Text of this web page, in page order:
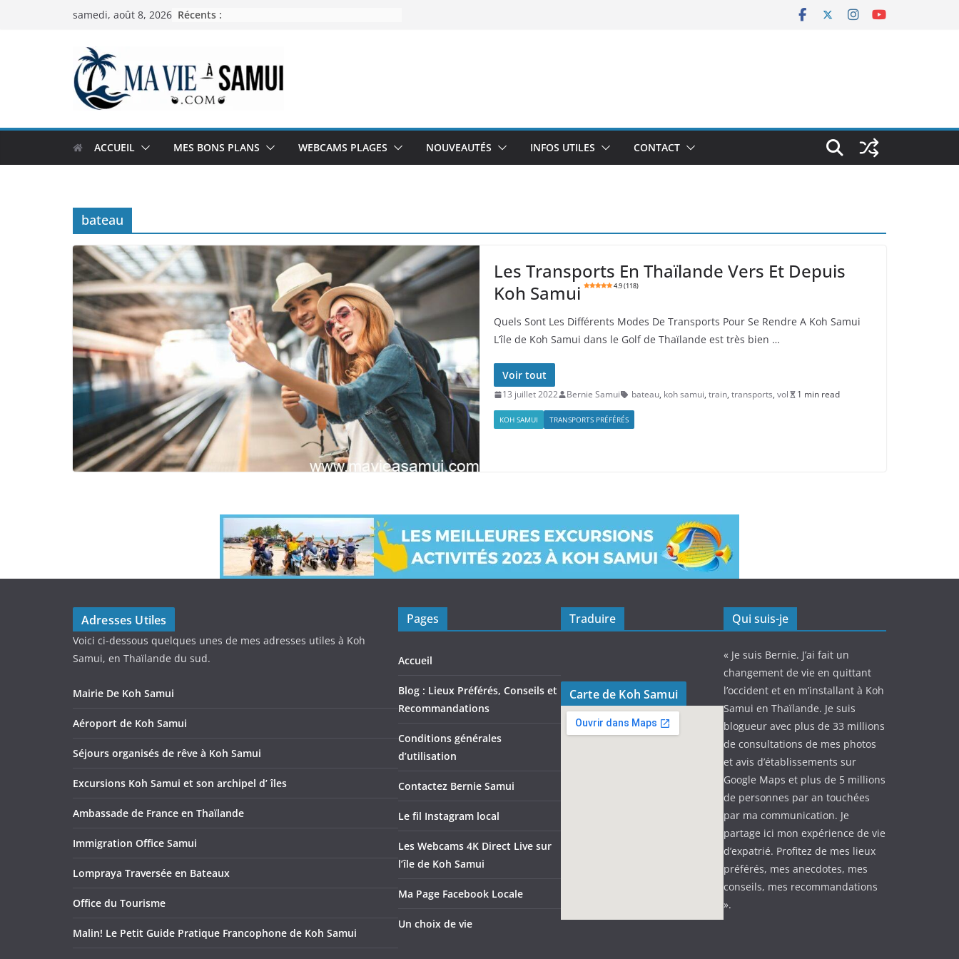
samedi, août 8, 2026 Récents :
ACCUEIL MES BONS PLANS WEBCAMS PLAGES NOUVEAUTÉS INFOS UTILES CONTACT
bateau
Les Transports En Thaïlande Vers Et Depuis
Koh Samui
4.9 (118)
Quels Sont Les Différents Modes De Transports Pour Se Rendre A Koh Samui
L’île de Koh Samui dans le Golf de Thaïlande est très bien …
Voir tout
13 juillet 2022 Bernie Samui bateau, koh samui, train, transports, vol 1 min read
KOH SAMUI TRANSPORTS PRÉFÉRÉS
Adresses Utiles
Voici ci-dessous quelques unes de mes adresses utiles à Koh
Samui, en Thaïlande du sud.
Mairie De Koh Samui
Aéroport de Koh Samui
Séjours organisés de rêve à Koh Samui
Excursions Koh Samui et son archipel d’ îles
Ambassade de France en Thaïlande
Immigration Office Samui
Lompraya Traversée en Bateaux
Office du Tourisme
Malin! Le Petit Guide Pratique Francophone de Koh Samui
Pages
Accueil
Blog : Lieux Préférés, Conseils et
Recommandations
Conditions générales
d’utilisation
Contactez Bernie Samui
Le fil Instagram local
Les Webcams 4K Direct Live sur
l’île de Koh Samui
Ma Page Facebook Locale
Un choix de vie
Traduire
Carte de Koh Samui
Qui suis-je
« Je suis Bernie. J’ai fait un
changement de vie en quittant
l’occident et en m’installant à Koh
Samui en Thaïlande. Je suis
blogueur avec plus de 33 millions
de consultations de mes photos
et avis d’établissements sur
Google Maps et plus de 5 millions
de personnes par an touchées
par ma communication. Je
partage ici mon expérience de vie
d’expatrié. Profitez de mes lieux
préférés, mes anecdotes, mes
conseils, mes recommandations
».